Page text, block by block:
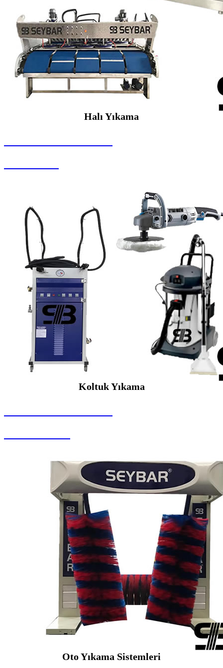
Halı Yıkama
Koltuk Yıkama
Oto Yıkama Sistemleri